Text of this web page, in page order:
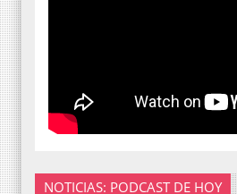
NOTICIAS: PODCAST DE HOY